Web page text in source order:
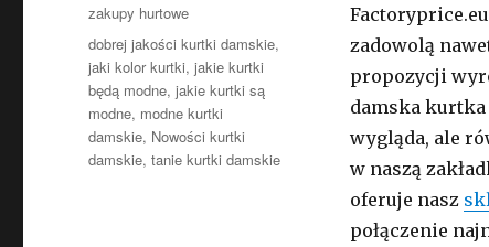
zadowolą
propozycji
damska
wygląda, ale
w naszą
oferuje nasz
połączenie
Kategorie
zakupy hurtowe
Tagi
dobrej jakości kurtki damskie,
jaki kolor kurtki,jakie kurtki
będą modne,jakie kurtki są
modne, modne kurtki
damskie, Nowości kurtki
damskie,tanie kurtki damskie